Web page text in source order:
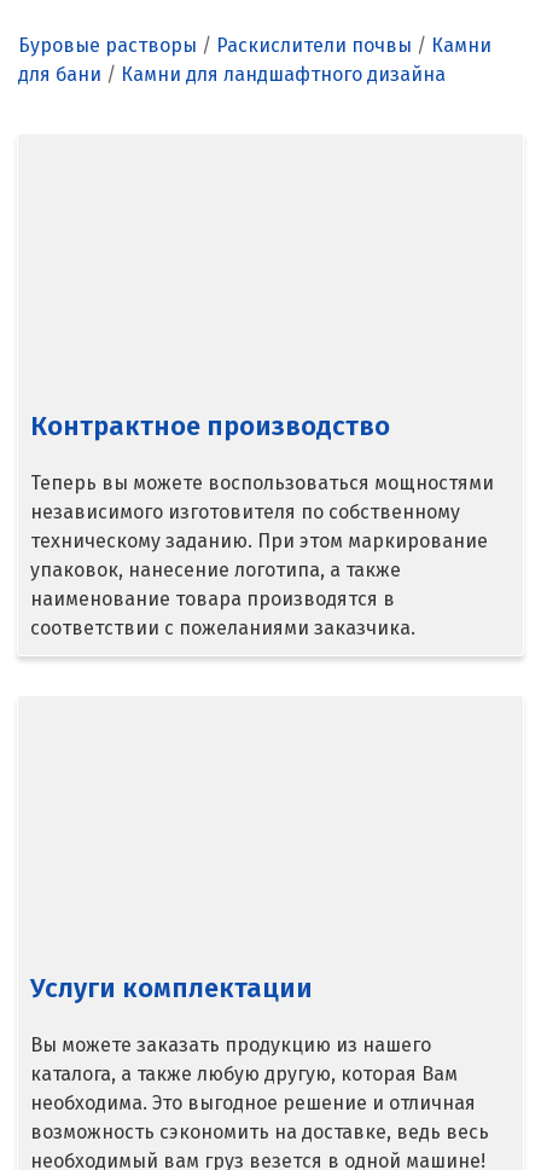
Севастополь
Снежинск
Сочи
Среднеуральск
Ставрополь
Тобольск
Тольятти
Буровые растворы / Раскислители почвы / Камни
для бани / Камни для ландшафтного дизайна
Контрактное производство
Теперь вы можете воспользоваться мощностями
независимого изготовителя по собственному
техническому заданию. При этом маркирование
упаковок, нанесение логотипа, а также
наименование товара производятся в
соответствии с пожеланиями заказчика.
Услуги комплектации
Вы можете заказать продукцию из нашего
каталога, а также любую другую, которая Вам
необходима. Это выгодное решение и отличная
возможность сэкономить на доставке, ведь весь
необходимый вам груз везется в одной машине!